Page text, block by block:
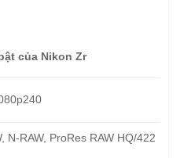
của Nikon Zr
N-RAW, ProRes RAW HQ/422